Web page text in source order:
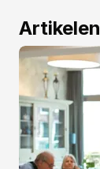
Artikelen